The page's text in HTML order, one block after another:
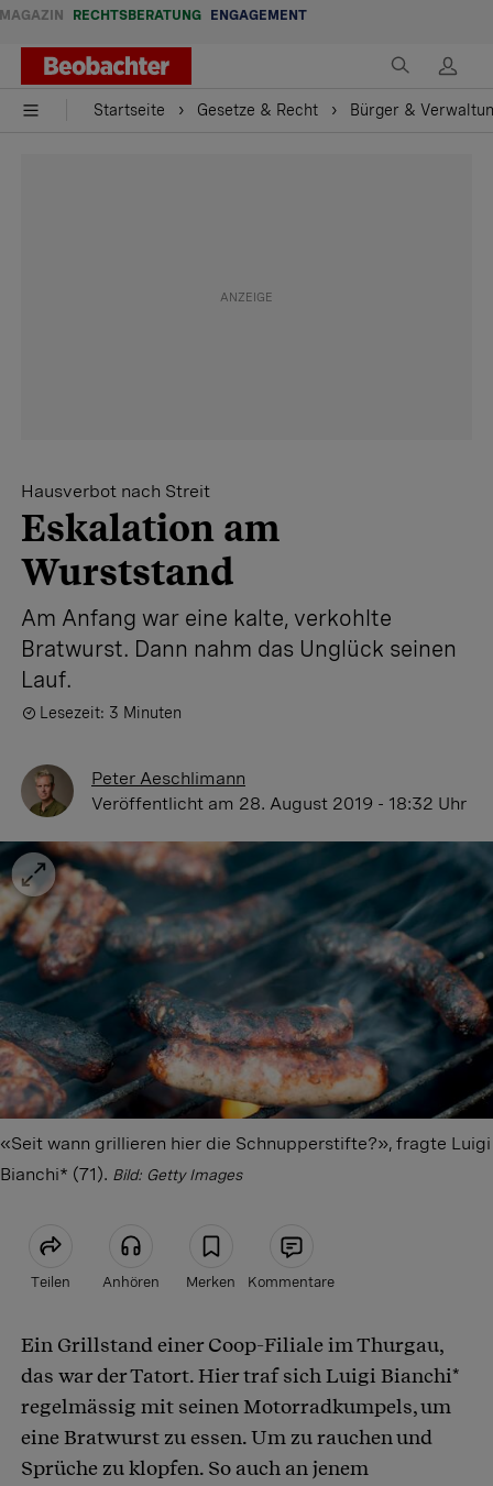
MAGAZIN RECHTSBERATUNG ENGAGEMENT
Startseite Gesetze & Recht Bürger &
Hausverbot nach Streit
Eskalation am
Wurststand
Am Anfang war eine kalte, verkohlte
Bratwurst. Dann nahm das Unglück seinen
Lauf.
Lesezeit: 3 Minuten
Peter Aeschlimann
Veröffentlicht am 28. August 2019 - 18:32 Uhr
«Seit wann grillieren hier die Schnupperstifte?», fragte Luigi
Bianchi* (71). Bild: Getty Images
Teilen Anhören Merken Kommentare
Artikel teilen
Ein Grillstand einer Coop-Filiale im Thurgau,
das war der Tatort. Hier traf sich Luigi Bianchi*
regelmässig mit seinen Motorradkumpels, um
eine Bratwurst zu essen. Um zu rauchen und
Sprüche zu klopfen. So auch an jenem